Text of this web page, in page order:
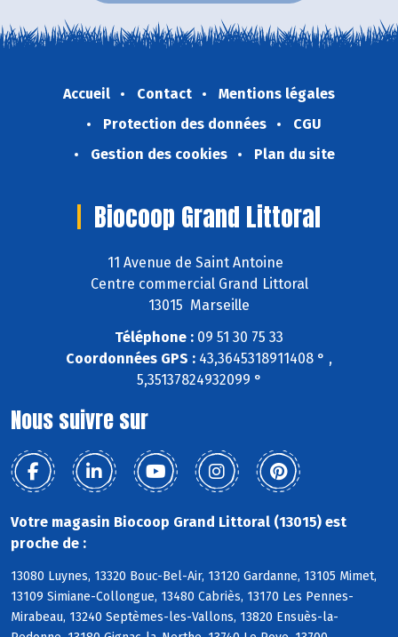
Accueil Contact
Mentions légales
Protection des données
CGU
Gestion des cookies
Plan du site
Biocoop Grand Littoral
11 Avenue de Saint Antoine
Centre commercial Grand Littoral
13015 Marseille
Téléphone : 09 51 30 75 33
Coordonnées GPS : 43,3645318911408 ° ,
5,35137824932099 °
Nous suivre sur
Votre magasin Biocoop Grand Littoral (13015) est
proche de :
13080 Luynes, 13320 Bouc-Bel-Air, 13120 Gardanne, 13105 Mimet,
13109 Simiane-Collongue, 13480 Cabriès, 13170 Les Pennes-
Mirabeau, 13240 Septèmes-les-Vallons, 13820 Ensuès-la-